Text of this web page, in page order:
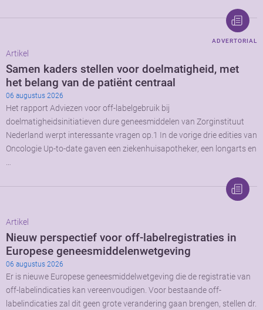
ADVERTORIAL
Artikel
Samen kaders stellen voor doelmatigheid, met
het belang van de patiënt centraal
06 augustus 2026
Het rapport Adviezen voor off-labelgebruik bij
doelmatigheidsinitiatieven dure geneesmiddelen van Zorginstituut
Nederland werpt interessante vragen op.1 In de vorige drie edities van
Oncologie Up-to-date gaven een ziekenhuisapotheker, een longarts en
…
Artikel
Nieuw perspectief voor off-labelregistraties in
Europese geneesmiddelenwetgeving
06 augustus 2026
Er is nieuwe Europese geneesmiddelwetgeving die de registratie van
off-labelindicaties kan vereenvoudigen. Voor bestaande off-
labelindicaties zal dit geen grote verandering gaan brengen, stellen dr.